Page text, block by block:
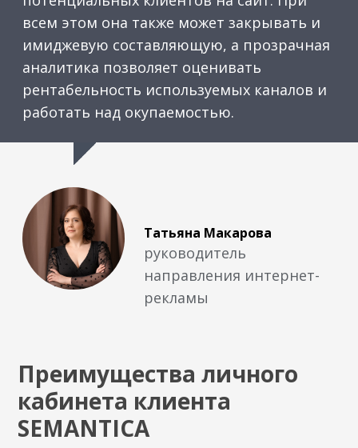
Татьяна Макарова
руководитель
направления интернет-
рекламы
всем этом она также может закрывать и
имиджевую составляющую, а прозрачная
аналитика позволяет оценивать
рентабельность используемых каналов и
работать над окупаемостью.
Преимущества личного
кабинета клиента
SEMANTICA